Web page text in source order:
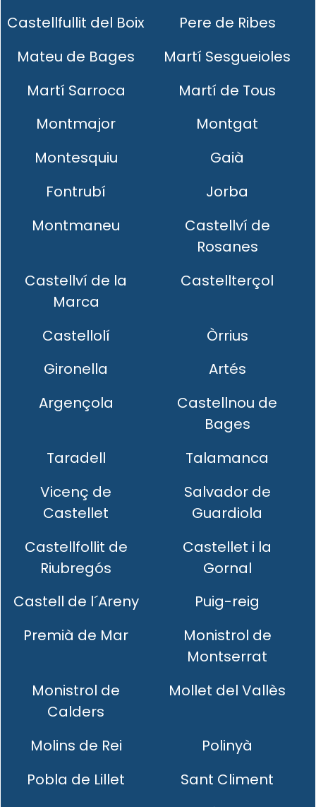
Castellfullit del Boix
Pere de Ribes
Mateu de Bages
Martí Sesgueioles
Martí Sarroca
Martí de Tous
Montmajor
Montgat
Montesquiu
Gaià
Fontrubí
Jorba
Montmaneu
Castellví de
Rosanes
Castellví de la
Marca
Castellterçol
Castellolí
Òrrius
Gironella
Artés
Argençola
Castellnou de
Bages
Taradell
Talamanca
Vicenç de
Castellet
Salvador de
Guardiola
Castellfollit de
Riubregós
Castellet i la
Gornal
Castell de l´Areny
Puig-reig
Premià de Mar
Monistrol de
Montserrat
Monistrol de
Calders
Mollet del Vallès
Molins de Rei
Polinyà
Pobla de Lillet
Sant Climent